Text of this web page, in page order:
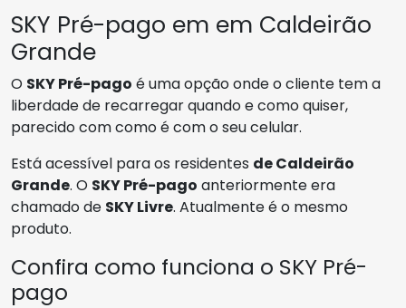
SKY Pré-pago em em Caldeirão
Grande
O SKY Pré-pago é uma opção onde o cliente tem a
liberdade de recarregar quando e como quiser,
parecido com como é com o seu celular.
Está acessível para os residentes de Caldeirão
Grande. O SKY Pré-pago anteriormente era
chamado de SKY Livre. Atualmente é o mesmo
produto.
Confira como funciona o SKY Pré-
pago